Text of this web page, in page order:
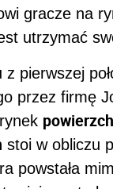
gracze na
utrzymać
z pierwszej
przez firmę
stoi w obliczu
powstała